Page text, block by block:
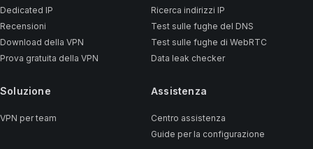
Dedicated IP
Recensioni
Download della VPN
Prova gratuita della VPN
Soluzione
VPN per team
Ricerca indirizzi IP
Test sulle fughe del DNS
Test sulle fughe di WebRTC
Data leak checker
Assistenza
Centro assistenza
Guide per la configurazione